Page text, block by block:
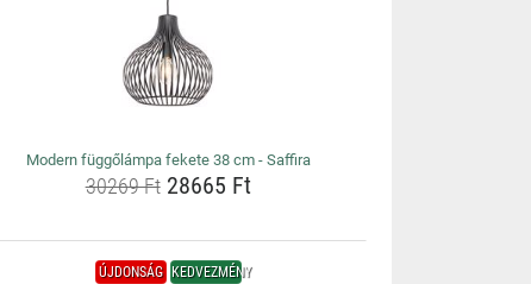
Modern függőlámpa fekete 38 cm - Saffira
30269 Ft28665 Ft
ÚJDONSÁG KEDVEZMÉNY